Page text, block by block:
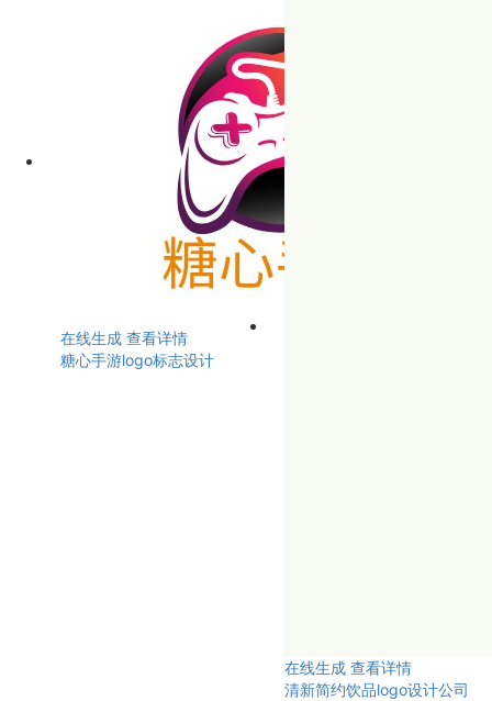
在线生成 查看详情
糖心手游logo标志设计
在线生成 查看详情
清新简约饮品logo设计公司